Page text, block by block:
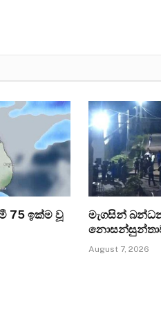
75 ඉක්ම වූ
මැගසින්
August 7, 2026